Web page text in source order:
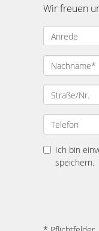
Wir freuen
Ich bin
speichern.